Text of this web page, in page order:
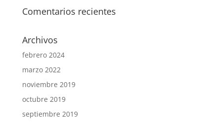
Comentarios recientes
Archivos
febrero 2024
marzo 2022
noviembre 2019
octubre 2019
septiembre 2019